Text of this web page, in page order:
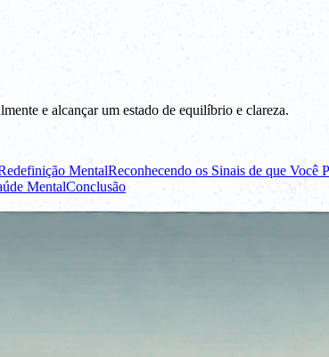
e alcançar um estado de equilíbrio e clareza.
MentalReconhecendo os Sinais de que Você
MentalConclusão